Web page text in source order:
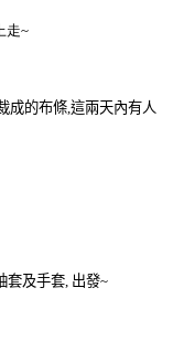
走~
成的布條 這兩天內有人
套及手套 出發~